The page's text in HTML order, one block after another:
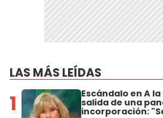
LAS MÁS LEÍDAS
1 Escándalo en A
salida de una
incorporación: